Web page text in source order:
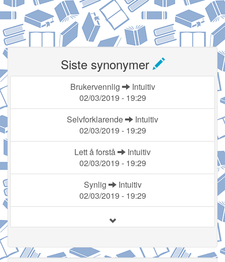
Siste synonymer
Brukervennlig
Intuitiv
02/03/2019 - 19:29
Selvforklarende
Intuitiv
02/03/2019 - 19:29
Lett å forstå
Intuitiv
02/03/2019 - 19:29
Synlig
Intuitiv
02/03/2019 - 19:29